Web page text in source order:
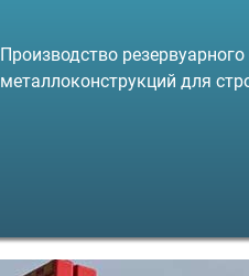
Производство
металлоконструкций для